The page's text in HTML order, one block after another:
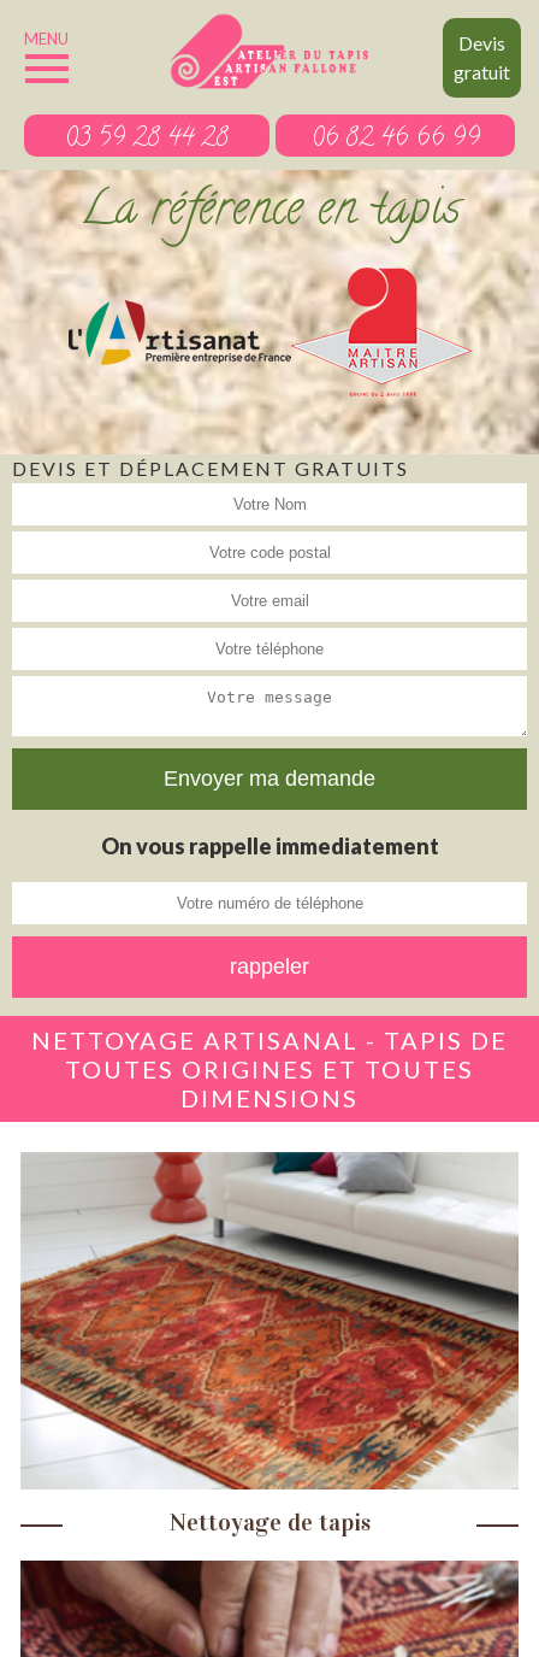
Devis
gratuit
MENU
03 59 28 44 28 06 82 46 66 99
La référence en tapis
DEVIS ET DÉPLACEMENT GRATUITS
On vous rappelle immediatement
NETTOYAGE ARTISANAL - TAPIS DE
TOUTES ORIGINES ET TOUTES
DIMENSIONS
Nettoyage de tapis